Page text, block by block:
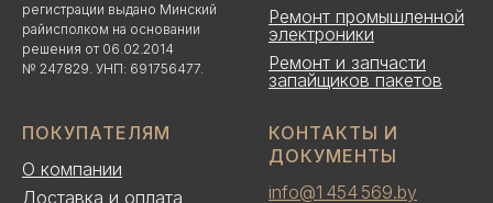
регистрации выдано Минский
райисполком на основании
решения от 06.02.2014
№ 247829. УНП: 691756477.
Ремонт промышленной
электроники
Ремонт и запчасти
запайщиков пакетов
ПОКУПАТЕЛЯМ
О компании
Доставка и оплата
КОНТАКТЫ И
ДОКУМЕНТЫ
info@1 454 569.by